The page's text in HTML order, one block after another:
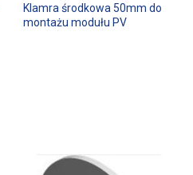
Klamra środkowa 50mm do
montażu modułu PV